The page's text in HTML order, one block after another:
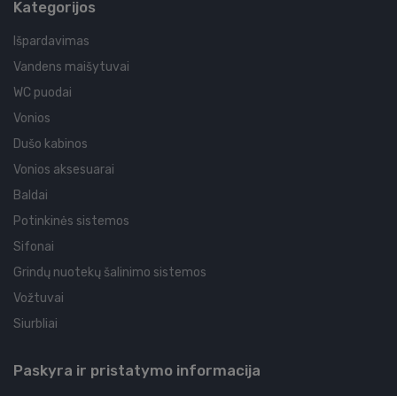
Kategorijos
Išpardavimas
Vandens maišytuvai
WC puodai
Vonios
Dušo kabinos
Vonios aksesuarai
Baldai
Potinkinės sistemos
Sifonai
Grindų nuotekų šalinimo sistemos
Vožtuvai
Siurbliai
Paskyra ir pristatymo informacija